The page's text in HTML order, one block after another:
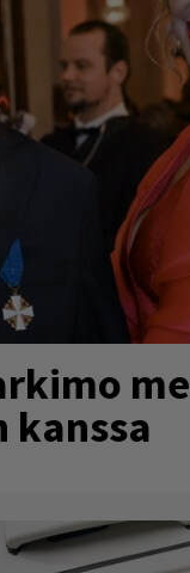
kanssa